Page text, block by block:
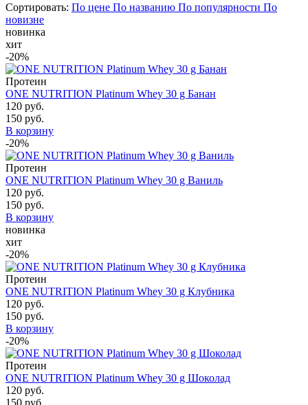
Сортировать: По цене По названию По популярности По
новизне
новинка
хит
-20%
Протеин
ONE NUTRITION Platinum Whey 30 g Банан
120 руб.
150 руб.
В корзину
-20%
Протеин
ONE NUTRITION Platinum Whey 30 g Ваниль
120 руб.
150 руб.
В корзину
новинка
хит
-20%
Протеин
ONE NUTRITION Platinum Whey 30 g Клубника
120 руб.
150 руб.
В корзину
-20%
Протеин
ONE NUTRITION Platinum Whey 30 g Шоколад
120 руб.
150 руб.